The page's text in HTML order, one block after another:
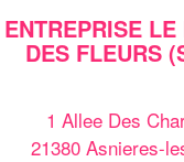
ENTREPRISE
DES FLEURS
1 Allee Des
21380 Asnieres-